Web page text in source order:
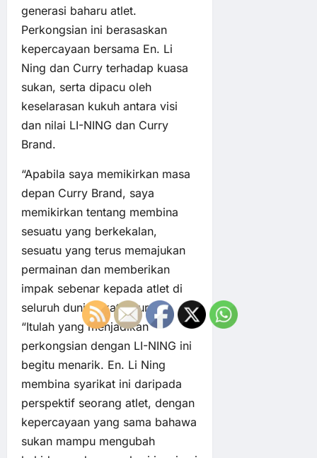
generasi baharu atlet.
Perkongsian ini berasaskan
kepercayaan bersama En. Li
Ning dan Curry terhadap kuasa
sukan, serta dipacu oleh
keselarasan kukuh antara visi
dan nilai LI-NING dan Curry
Brand.
“Apabila saya memikirkan masa
depan Curry Brand, saya
memikirkan tentang membina
sesuatu yang berkekalan,
sesuatu yang terus memajukan
permainan dan memberikan
impak sebenar kepada atlet di
seluruh dunia,” kata Curry.
“Itulah yang menjadikan
perkongsian dengan LI-NING ini
begitu menarik. En. Li Ning
membina syarikat ini daripada
perspektif seorang atlet, dengan
kepercayaan yang sama bahawa
sukan mampu mengubah